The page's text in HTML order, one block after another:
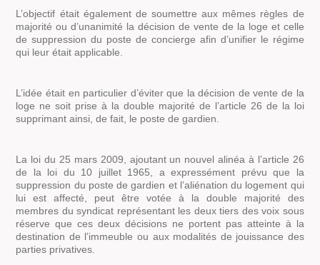
L’objectif était également de soumettre aux mêmes règles de
majorité ou d’unanimité la décision de vente de la loge et celle
de suppression du poste de concierge afin d’unifier le régime
qui leur était applicable.
L’idée était en particulier d’éviter que la décision de vente de la
loge ne soit prise à la double majorité de l’article 26 de la loi
supprimant ainsi, de fait, le poste de gardien.
La loi du 25 mars 2009, ajoutant un nouvel alinéa à l’article 26
de la loi du 10 juillet 1965, a expressément prévu que la
suppression du poste de gardien et l’aliénation du logement qui
lui est affecté, peut être votée à la double majorité des
membres du syndicat représentant les deux tiers des voix sous
réserve que ces deux décisions ne portent pas atteinte à la
destination de l’immeuble ou aux modalités de jouissance des
parties privatives.